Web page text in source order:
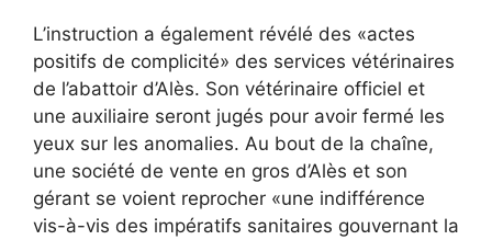
L’instruction a également révélé des «actes
positifs de complicité» des services vétérinaires
de l’abattoir d’Alès. Son vétérinaire officiel et
une auxiliaire seront jugés pour avoir fermé les
yeux sur les anomalies. Au bout de la chaîne,
une société de vente en gros d’Alès et son
gérant se voient reprocher «une indifférence
vis-à-vis des impératifs sanitaires gouvernant la